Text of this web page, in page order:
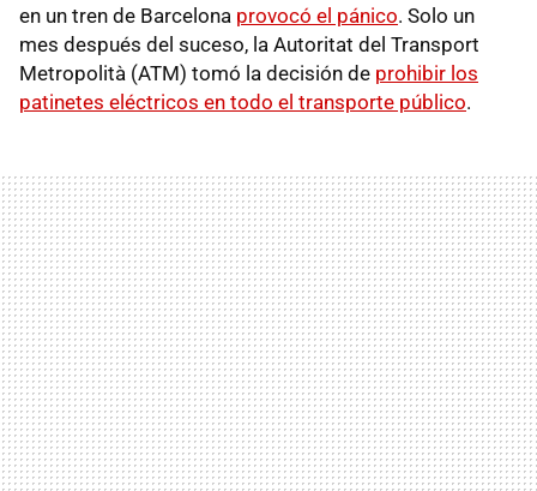
en un tren de Barcelona provocó el pánico. Solo un
mes después del suceso, la Autoritat del Transport
Metropolità (ATM) tomó la decisión de prohibir los
patinetes eléctricos en todo el transporte público.